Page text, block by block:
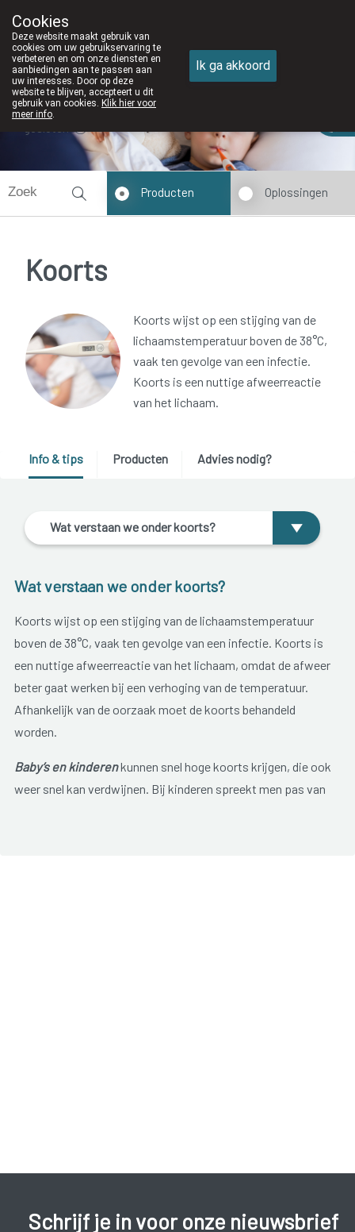
050/82 28 83
Producten Oplossingen
Koorts
Koorts wijst op een stijging van de
lichaamstemperatuur boven de 38°C,
vaak ten gevolge van een infectie.
Koorts is een nuttige afweerreactie
van het lichaam.
Info & tips Producten Advies nodig?
Wat verstaan we onder koorts?
Wat verstaan we onder koorts?
Koorts wijst op een stijging van de lichaamstemperatuur
boven de 38°C, vaak ten gevolge van een infectie. Koorts is
een nuttige afweerreactie van het lichaam, omdat de afweer
beter gaat werken bij een verhoging van de temperatuur.
Afhankelijk van de oorzaak moet de koorts behandeld
worden.
Baby’s en kinderenkunnen snel hoge koorts krijgen, die ook
weer snel kan verdwijnen. Bij kinderen spreekt men pas van
Schrijf je in voor onze nieuwsbrief
Cookies
Deze website maakt gebruik van
cookies om uw gebruikservaring te
verbeteren en om onze diensten en
aanbiedingen aan te passen aan
uw interesses. Door op deze
website te blijven, accepteert u dit
gebruik van cookies. Klik hier voor
meer info.
Ik ga akkoord